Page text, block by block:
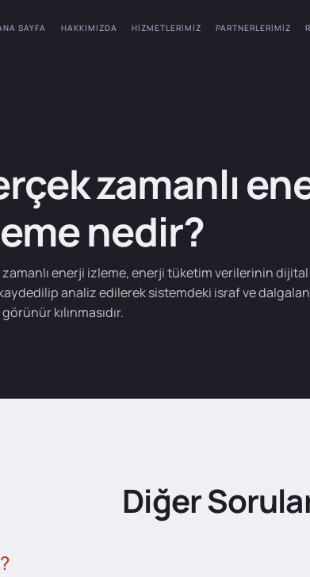
SAYFA HAKKIMIZDA HIZMETLERIMIZ PARTNERLERIMIZ
zamanlı
nedir?
enerji izleme, enerji tüketim verilerinin dijital
analiz edilerek sistemdeki israf ve
kılınmasıdır.
Diğer